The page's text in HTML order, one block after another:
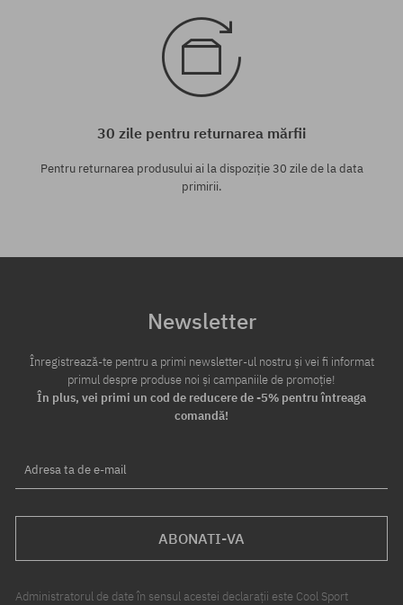
30 zile pentru returnarea mărfii
Pentru returnarea produsului ai la dispoziție 30 zile de la data
primirii.
Newsletter
Înregistrează-te pentru a primi newsletter-ul nostru și vei fi informat
primul despre produse noi și campaniile de promoție!
În plus, vei primi un cod de reducere de -5% pentru întreaga
comandă!
Adresa ta de e-mail
ABONATI-VA
Administratorul de date în sensul acestei declarații este Cool Sport